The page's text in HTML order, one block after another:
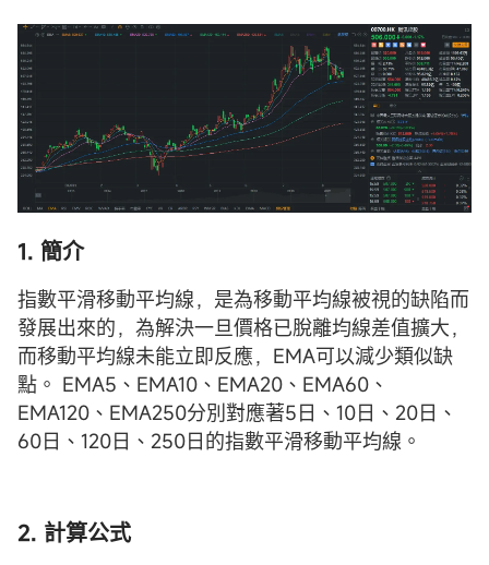
1. 簡介
指數平滑移動平均線，是為移動平均線被視的缺陷而
發展出來的，為解決一旦價格已脫離均線差值擴大，
而移動平均線未能立即反應，EMA可以減少類似缺
點。 EMA5、EMA10、EMA20、EMA60、
EMA120、EMA250分別對應著5日、10日、20日、
60日、120日、250日的指數平滑移動平均線。
2. 計算公式